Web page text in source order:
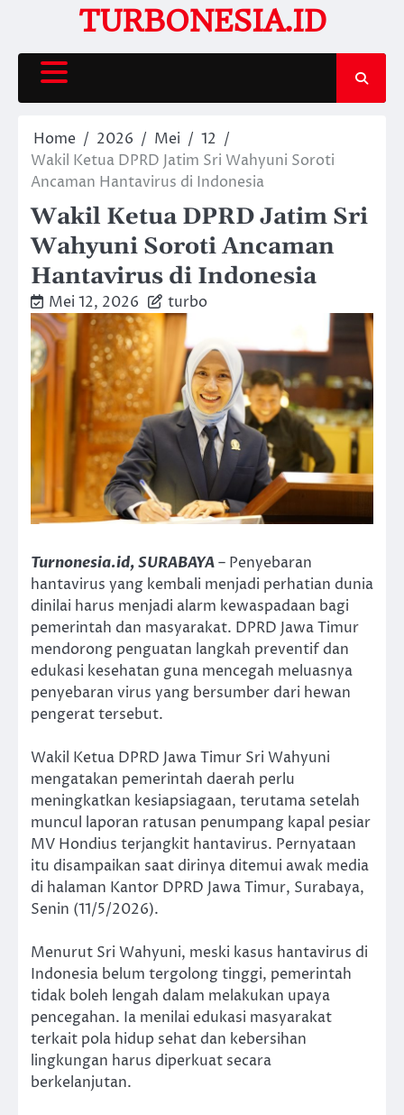
content
TURBONESIA.ID
Home 2026 Mei
12
Wakil Ketua DPRD Jatim Sri Wahyuni Soroti
Ancaman Hantavirus di Indonesia
Wakil Ketua DPRD Jatim Sri
Wahyuni Soroti Ancaman
Hantavirus di Indonesia
Mei 12, 2026 turbo
Turnonesia.id, SURABAYA– Penyebaran
hantavirus yang kembali menjadi perhatian dunia
dinilai harus menjadi alarm kewaspadaan bagi
pemerintah dan masyarakat. DPRD Jawa Timur
mendorong penguatan langkah preventif dan
edukasi kesehatan guna mencegah meluasnya
penyebaran virus yang bersumber dari hewan
pengerat tersebut.
Wakil Ketua DPRD Jawa Timur Sri Wahyuni
mengatakan pemerintah daerah perlu
meningkatkan kesiapsiagaan, terutama setelah
muncul laporan ratusan penumpang kapal pesiar
MV Hondius terjangkit hantavirus. Pernyataan
itu disampaikan saat dirinya ditemui awak media
di halaman Kantor DPRD Jawa Timur, Surabaya,
Senin (11/5/2026).
Menurut Sri Wahyuni, meski kasus hantavirus di
Indonesia belum tergolong tinggi, pemerintah
tidak boleh lengah dalam melakukan upaya
pencegahan. Ia menilai edukasi masyarakat
terkait pola hidup sehat dan kebersihan
lingkungan harus diperkuat secara
berkelanjutan.